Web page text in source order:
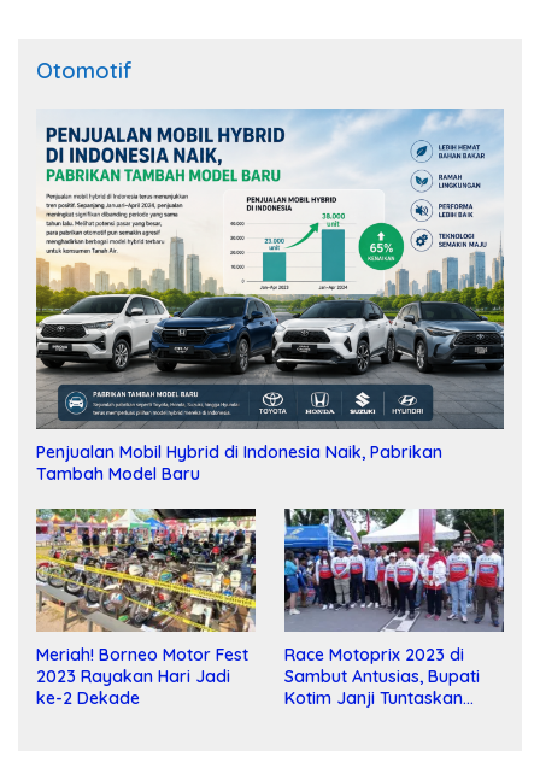
Otomotif
Penjualan Mobil Hybrid di Indonesia Naik, Pabrikan
Tambah Model Baru
Meriah! Borneo Motor Fest
2023 Rayakan Hari Jadi
ke-2 Dekade
Race Motoprix 2023 di
Sambut Antusias, Bupati
Kotim Janji Tuntaskan